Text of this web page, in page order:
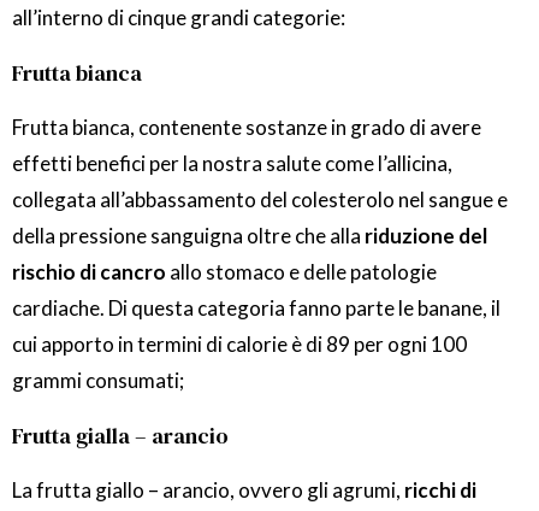
all’interno di cinque grandi categorie:
Frutta bianca
Frutta bianca, contenente sostanze in grado di avere
effetti benefici per la nostra salute come l’allicina,
collegata all’abbassamento del colesterolo nel sangue e
della pressione sanguigna oltre che alla riduzione del
rischio di cancro allo stomaco e delle patologie
cardiache. Di questa categoria fanno parte le banane, il
cui apporto in termini di calorie è di 89 per ogni 100
grammi consumati;
Frutta gialla – arancio
La frutta giallo – arancio, ovvero gli agrumi, ricchi di